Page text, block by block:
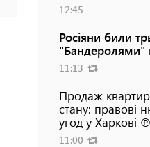
12:45
Росіяни били
"Бандеролями"
11:13
Продаж
стану: правові
угод у Харкові ℗
11:00